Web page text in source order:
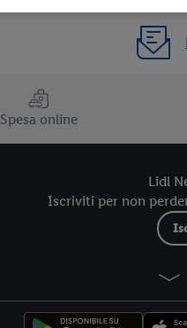
Spesa online
Lidl
Iscriviti per non